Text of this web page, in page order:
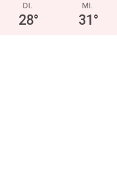
DI.
28°
MI.
31°